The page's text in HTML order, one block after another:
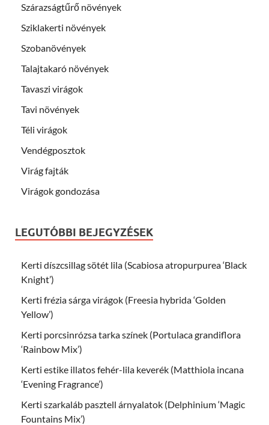
Szárazságtűrő növények
Sziklakerti növények
Szobanövények
Talajtakaró növények
Tavaszi virágok
Tavi növények
Téli virágok
Vendégposztok
Virág fajták
Virágok gondozása
LEGUTÓBBI BEJEGYZÉSEK
Kerti díszcsillag sötét lila (Scabiosa atropurpurea ‘Black
Knight’)
Kerti frézia sárga virágok (Freesia hybrida ‘Golden
Yellow’)
Kerti porcsinrózsa tarka színek (Portulaca grandiflora
‘Rainbow Mix’)
Kerti estike illatos fehér-lila keverék (Matthiola incana
‘Evening Fragrance’)
Kerti szarkaláb pasztell árnyalatok (Delphinium ‘Magic
Fountains Mix’)